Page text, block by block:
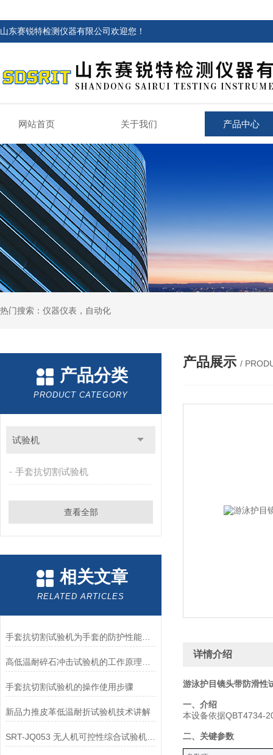
山东赛锐特检测仪器有限公司欢迎您！
网站首页 关于我们 产品中心
热门搜索：仪器仪表，自动化
产品分类
PRODUCT CATEGORY
试验机
手套抗切割试验机
查看全部
相关文章
RELATED ARTICLES
手套抗切割试验机为手套的防护性能提供了客观数据
手套抗切割试验机的操作使用步骤
新品力推皮革低温耐折试验机技术讲解
SRT-JQ053 无人机可控性综合试验机的应用领域介绍
产品展示 /
详情介绍
游泳护目镜头带防滑性
‌一、介绍
本设备依据QBT4734-
‌二、关键参数‌